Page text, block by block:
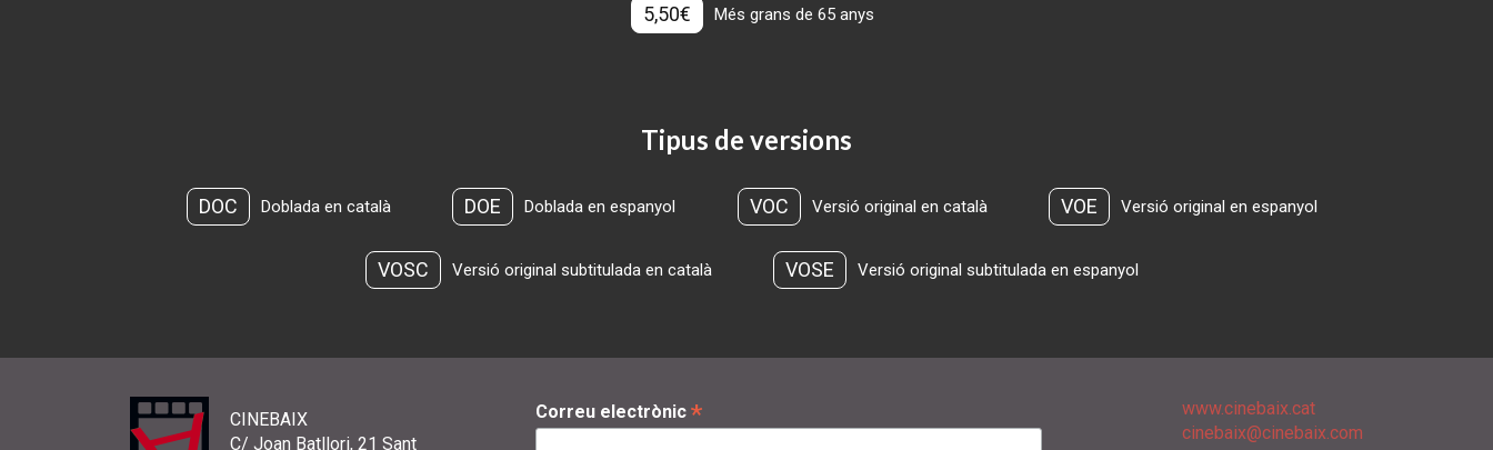
5,50€ Més grans de 65 anys
Tipus de versions
DOC Doblada en català DOE Doblada en espanyol VOC Versió original en català VOE Versió original en espanyol
VOSC Versió original subtitulada en català VOSE Versió original subtitulada en espanyol
CINEBAIX
C/ Joan Batllori, 21 Sant
Correu electrònic *
www.cinebaix.cat
cinebaix@cinebaix.com